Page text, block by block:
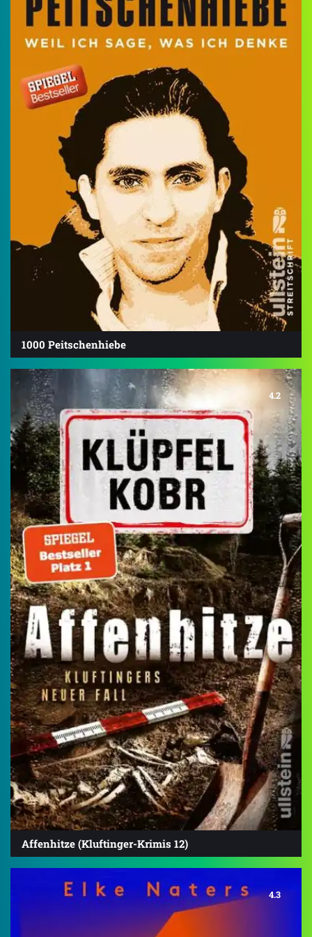
1000 Peitschenhiebe
4.2
Affenhitze (Kluftinger-Krimis 12)
4.3